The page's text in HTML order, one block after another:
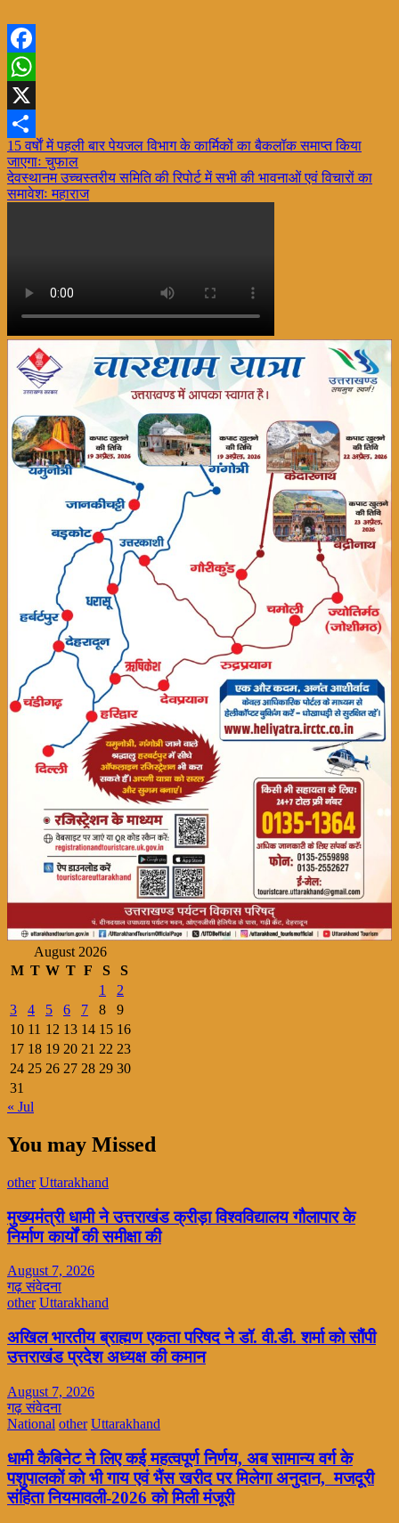
Facebook
WhatsApp
X
Share
Post
navigation
15 वर्षाें में पहली बार पेयजल विभाग के कार्मिकों का बैकलॉक समाप्त किया
जाएगाः चुफाल
देवस्थानम उच्चस्तरीय समिति की रिपोर्ट में सभी की भावनाओं एवं विचारों का
समावेशः महाराज
August 2026
M T W T F S
S
1
2
3
4 5 6 7 8
9
10 11 12 13 14 15 16
17 18 19 20 21 22 23
24 25 26 27 28 29 30
31
« Jul
You may Missed
other Uttarakhand
मुख्यमंत्री धामी ने उत्तराखंड क्रीड़ा विश्वविद्यालय गौलापार के
निर्माण कार्यों की समीक्षा की
August 7, 2026
गढ़ संवेदना
other Uttarakhand
अखिल भारतीय ब्राह्मण एकता परिषद ने डॉ. वी.डी. शर्मा को सौंपी
उत्तराखंड प्रदेश अध्यक्ष की कमान
August 7, 2026
गढ़ संवेदना
National other Uttarakhand
धामी कैबिनेट ने लिए कई महत्वपूर्ण निर्णय, अब सामान्य वर्ग के
पशुपालकों को भी गाय एवं भैंस खरीद पर मिलेगा अनुदान, मजदूरी
संहिता नियमावली-2026 को मिली मंजूरी